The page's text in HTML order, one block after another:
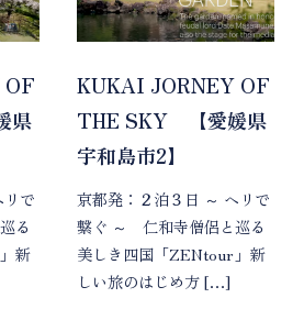
県
で
る
新
KUKAI JORNEY OF
THE SKY 【愛媛県
宇和島市2】
京都発：２泊３日 ～ ヘリで
繋ぐ ～ 仁和寺僧侶と巡る
美しき四国「ZENtour」新
しい旅のはじめ方 […]